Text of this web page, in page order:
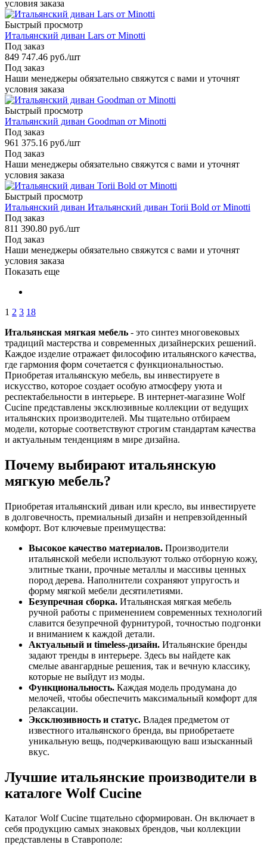
условия заказа
Быстрый просмотр
Итальянский диван Lars от Minotti
Под заказ
849 747.46 руб./шт
Под заказ
Наши менеджеры обязательно свяжутся с вами и уточнят
условия заказа
Быстрый просмотр
Итальянский диван Goodman от Minotti
Под заказ
961 375.16 руб./шт
Под заказ
Наши менеджеры обязательно свяжутся с вами и уточнят
условия заказа
Быстрый просмотр
Итальянский диван Итальянский диван Torii Bold от Minotti
Под заказ
811 390.80 руб./шт
Под заказ
Наши менеджеры обязательно свяжутся с вами и уточнят
условия заказа
Показать еще
1 2 3 18
Итальянская мягкая мебель - это синтез многовековых
традиций мастерства и современных дизайнерских решений.
Каждое изделие отражает философию итальянского качества,
где гармония форм сочетается с функциональностью.
Приобретая итальянскую мебель, вы инвестируете в
искусство, которое создает особую атмосферу уюта и
респектабельности в интерьере. В интернет-магазине Wolf
Cucine представлены эксклюзивные коллекции от ведущих
итальянских производителей. Мы тщательно отбираем
модели, которые соответствуют строгим стандартам качества
и актуальным тенденциям в мире дизайна.
Почему выбирают итальянскую
мягкую мебель?
Приобретая итальянский диван или кресло, вы инвестируете
в долговечность, премиальный дизайн и непревзойденный
комфорт. Вот ключевые преимущества:
Высокое качество материалов. Производители
итальянской мебели используют только отборную кожу,
элитные ткани, прочные металлы и массивы ценных
пород дерева. Наполнители сохраняют упругость и
форму мягкой мебели десятилетиями.
Безупречная сборка. Итальянская мягкая мебель
ручной работы с применением современных технологий
славится безупречной фурнитурой, точностью подгонки
и вниманием к каждой детали.
Актуальный и timeless-дизайн. Итальянские бренды
задают тренды в интерьере. Здесь вы найдете как
смелые авангардные решения, так и вечную классику,
которые не выйдут из моды.
Функциональность. Каждая модель продумана до
мелочей, чтобы обеспечить максимальный комфорт для
релаксации.
Эксклюзивность и статус. Владея предметом от
известного итальянского бренда, вы приобретаете
уникальную вещь, подчеркивающую ваш изысканный
вкус.
Лучшие итальянские производители в
каталоге Wolf Cucine
Каталог Wolf Cucine тщательно сформирован. Он включает в
себя продукцию самых знаковых брендов, чьи коллекции
представлены в Ставрополе: